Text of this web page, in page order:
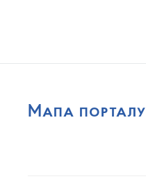
Мапа порталу